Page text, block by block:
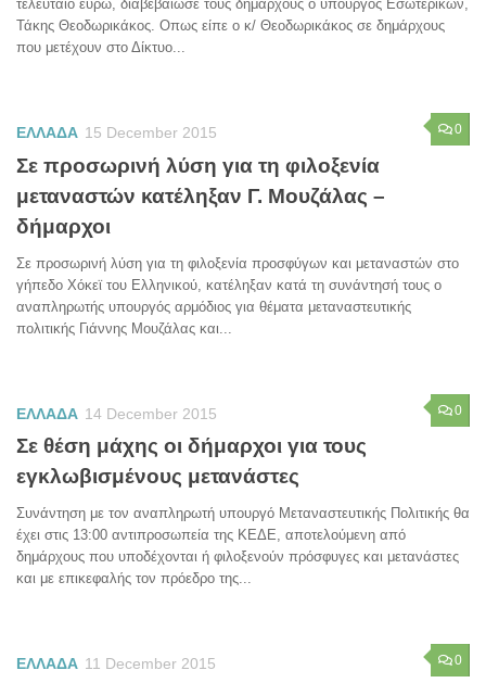
τελευταίο ευρώ, διαβεβαίωσε τους δημάρχους ο υπουργός Εσωτερικών,
Τάκης Θεοδωρικάκος. Οπως είπε ο κ/ Θεοδωρικάκος σε δημάρχους
που μετέχουν στο Δίκτυο...
0
ΕΛΛΑΔΑ 15 December 2015
Σε προσωρινή λύση για τη φιλοξενία
μεταναστών κατέληξαν Γ. Μουζάλας –
δήμαρχοι
Σε προσωρινή λύση για τη φιλοξενία προσφύγων και μεταναστών στο
γήπεδο Χόκεϊ του Ελληνικού, κατέληξαν κατά τη συνάντησή τους ο
αναπληρωτής υπουργός αρμόδιος για θέματα μεταναστευτικής
πολιτικής Γιάννης Μουζάλας και...
0
ΕΛΛΑΔΑ 14 December 2015
Σε θέση μάχης οι δήμαρχοι για τους
εγκλωβισμένους μετανάστες
Συνάντηση με τον αναπληρωτή υπουργό Μεταναστευτικής Πολιτικής θα
έχει στις 13:00 αντιπροσωπεία της ΚΕΔΕ, αποτελούμενη από
δημάρχους που υποδέχονται ή φιλοξενούν πρόσφυγες και μετανάστες
και με επικεφαλής τον πρόεδρο της...
0
ΕΛΛΑΔΑ 11 December 2015